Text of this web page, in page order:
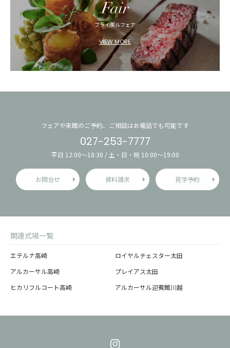
Fair
ブライダルフェア
VIEW MORE
フェアや来館のご予約、ご相談はお電話でも可能です
027-253-7777
平日 12:00〜18:30 / 土・日・祝 10:00〜19:00
お問合せ 資料請求 見学予約
関連式場一覧
エテルナ高崎
アルカーサル高崎
ヒカリフルコート高崎
ロイヤルチェスター太田
プレイアス太田
アルカーサル迎賓館川越